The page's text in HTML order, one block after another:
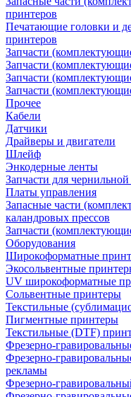
принтеров
Печатающие головки и
принтеров
Запчасти
Запчасти
Запчасти
Запчасти
Прочее
Кабели
Датчики
Драйверы и двигатели
Шлейф
Энкодерные ленты
Запчасти для
Платы управления
Запасные части
каландровых прессов
Запчасти
Оборудования
Широкоформатные
Экосольвентные
UV широкоформатные
Сольвентные принтеры
Текстильные
Пигментные принтеры
Текстильные (DTF)
Фрезерно-
Фрезерно-
рекламы
Фрезерно-